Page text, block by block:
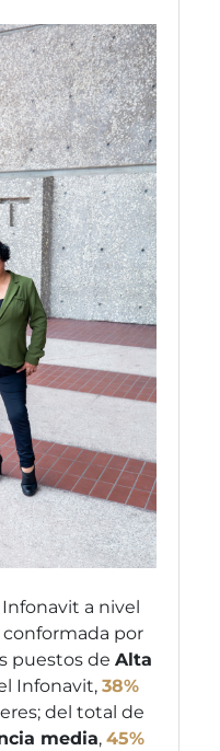
a nivel
por
puestos de Alta
Infonavit,38%
del total de
media,45%